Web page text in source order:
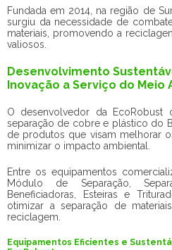
Fundada em 2014, na região de
surgiu da necessidade de
materiais, promovendo a
valiosos.
Desenvolvimento
Inovação a Serviço do Meio
O desenvolvedor da EcoRobust
separação de cobre e plástico do
de produtos que visam melhorar
minimizar o impacto ambiental.
Entre os equipamentos
Módulo de Separação,
Beneficiadoras, Esteiras e
otimizar a separação de
reciclagem.
Equipamentos Eficientes e